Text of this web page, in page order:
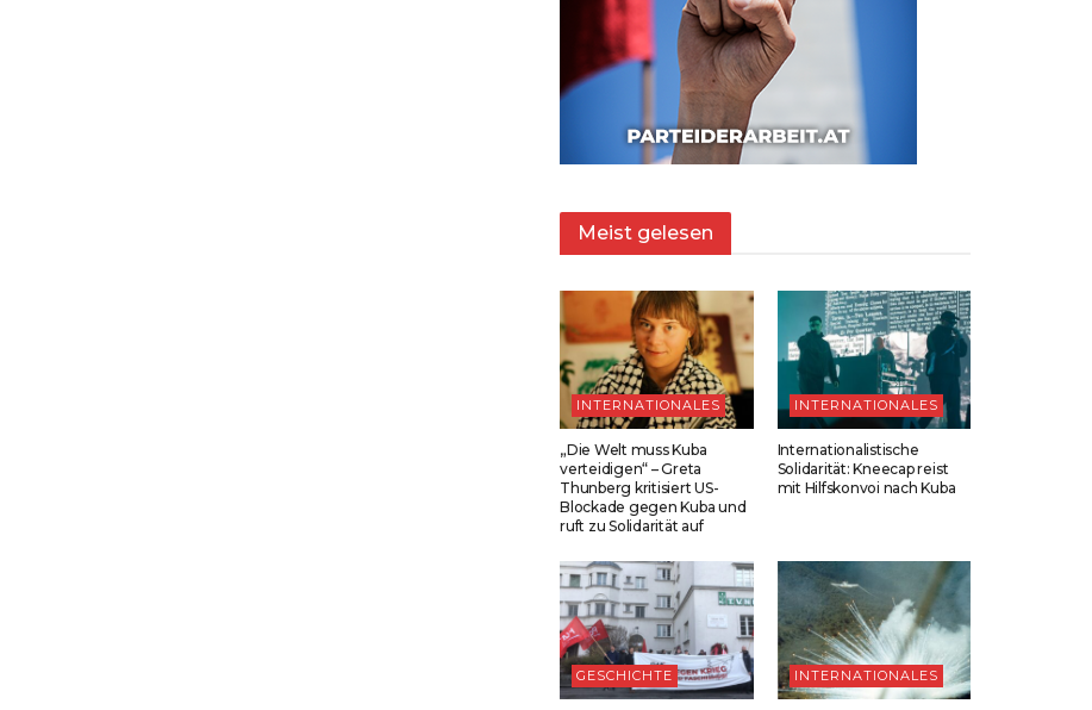
Meist gelesen
INTERNATIONALES
„Die Welt muss Kuba
verteidigen“ – Greta
Thunberg kritisiert US-
Blockade gegen Kuba und
ruft zu Solidarität auf
INTERNATIONALES
Internationalistische
Solidarität: Kneecap reist
mit Hilfskonvoi nach Kuba
GESCHICHTE INTERNATIONALES